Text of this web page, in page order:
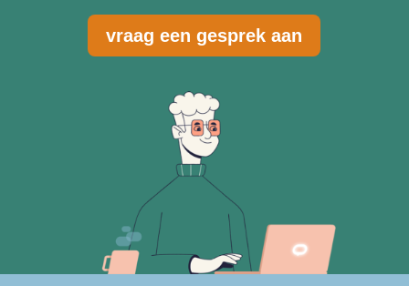
vraag een gesprek aan